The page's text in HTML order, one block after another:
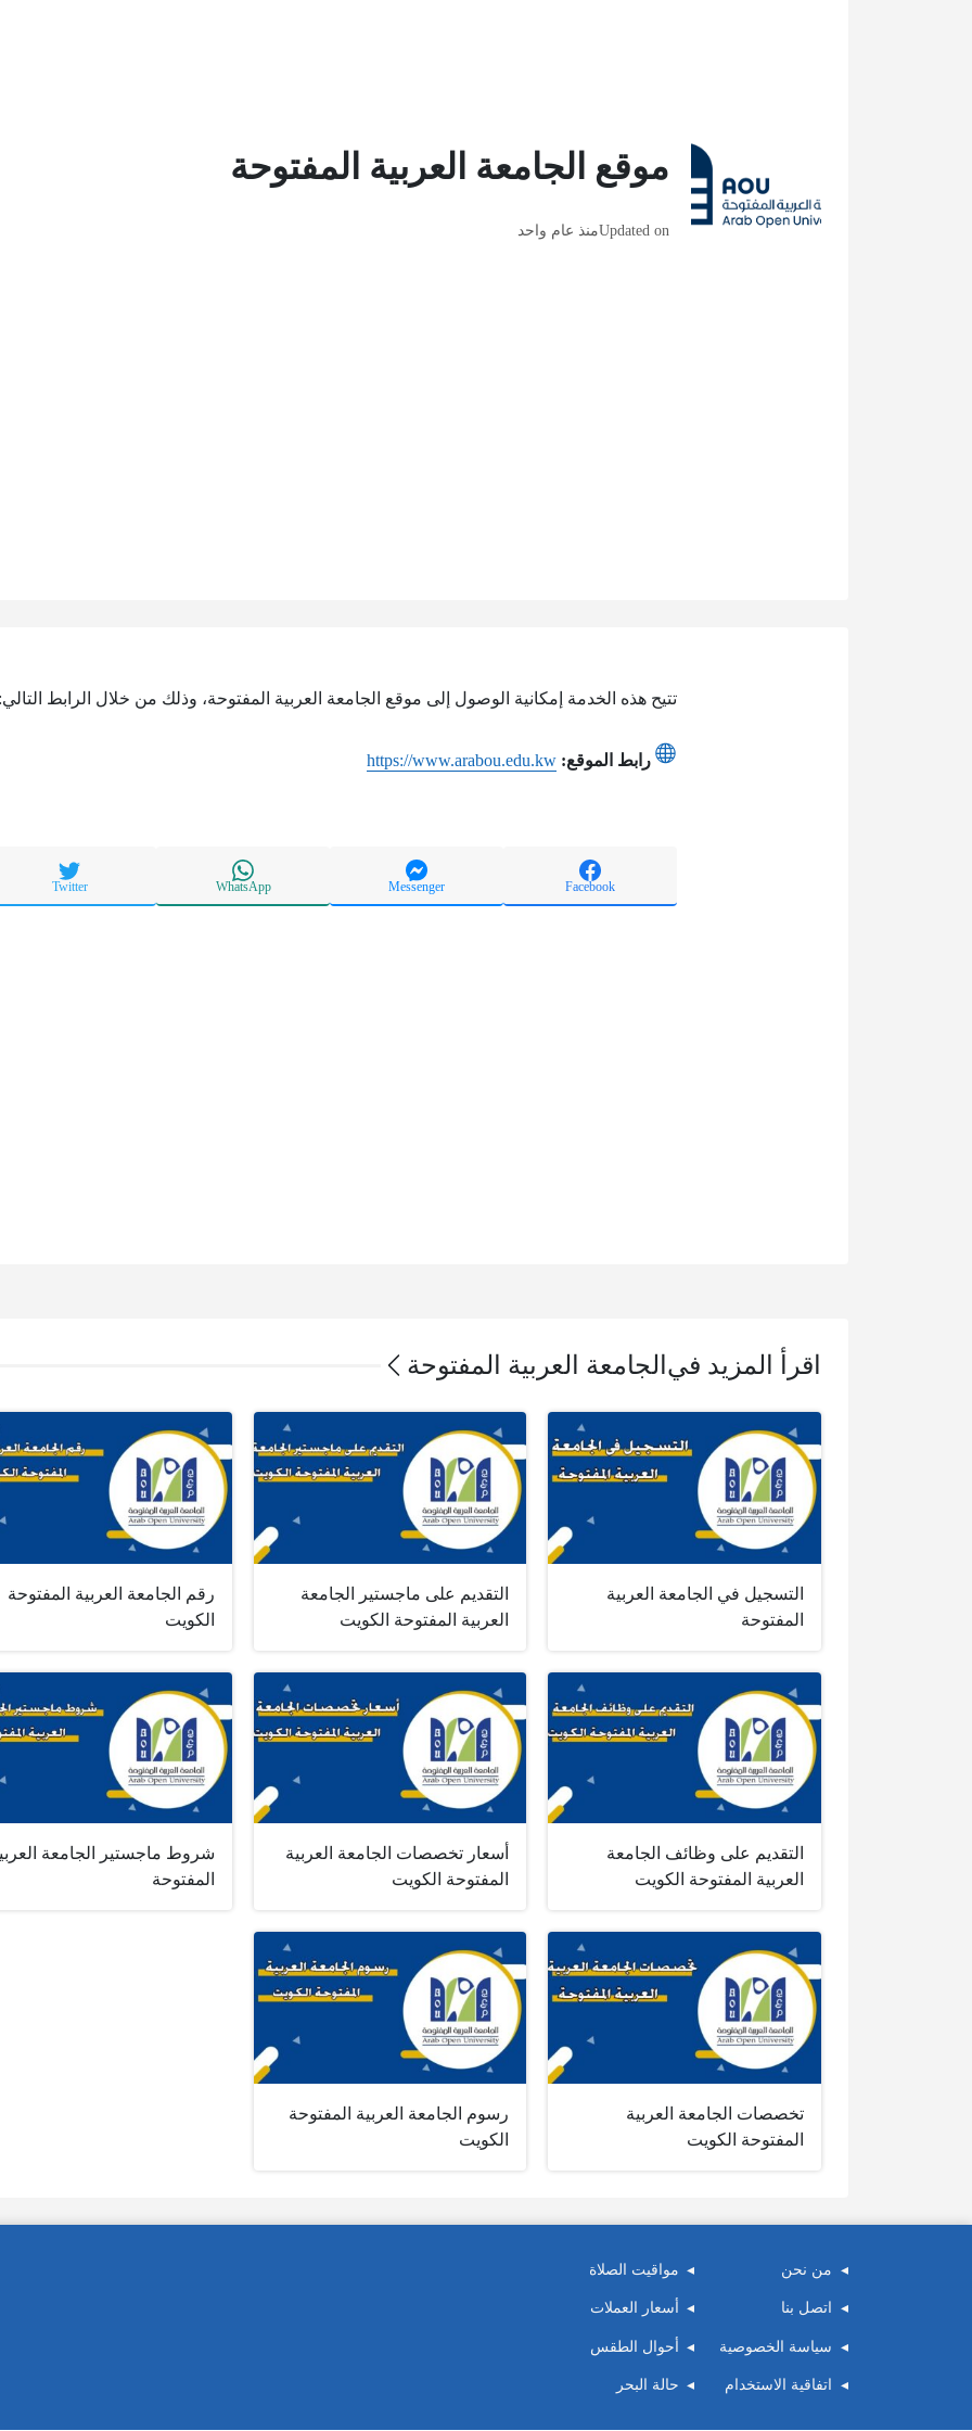
موقع الجامعة العربية المفتوحة
Updated onمنذ عام واحد
تتيح هذه الخدمة إمكانية الوصول إلى موقع الجامعة العربية المفتوحة، وذلك من خلال الرابط
رابط الموقع: https://www.arabou.edu.kw
Facebook
Messenger
WhatsApp
Twitter
اقرأ المزيد في الجامعة العربية المفتوحة
التسجيل في الجامعة العربية
المفتوحة
التقديم على ماجستير الجامعة
العربية المفتوحة الكويت
رقم الجامعة العربية المفتوحة
الكويت
التقديم على وظائف الجامعة
العربية المفتوحة الكويت
أسعار تخصصات الجامعة العربية
المفتوحة الكويت
شروط ماجستير الجامعة
المفتوحة
تخصصات الجامعة العربية
المفتوحة الكويت
رسوم الجامعة العربية المفتوحة
الكويت
من نحن
اتصل بنا
سياسة الخصوصية
اتفاقية الاستخدام
مواقيت الصلاة
أسعار العملات
أحوال الطقس
حالة البحر